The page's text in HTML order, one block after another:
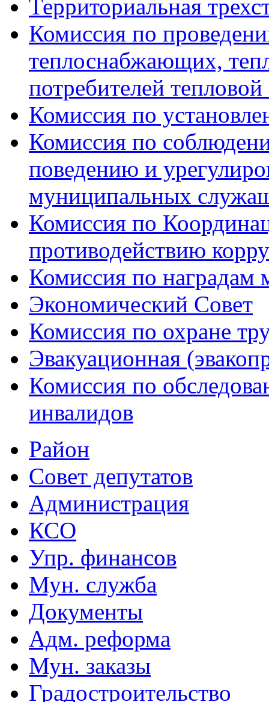
Территориальная
Комиссия по
теплоснабжающих,
потребителей
Комиссия по
Комиссия по
поведению и
муниципальных
Комиссия по
противодействию
Комиссия по наградам
Экономический Совет
Комиссия по охране
Эвакуационная
Комиссия по
инвалидов
Район
Совет депутатов
Администрация
КСО
Упр. финансов
Мун. служба
Документы
Адм. реформа
Мун. заказы
Градостроительство